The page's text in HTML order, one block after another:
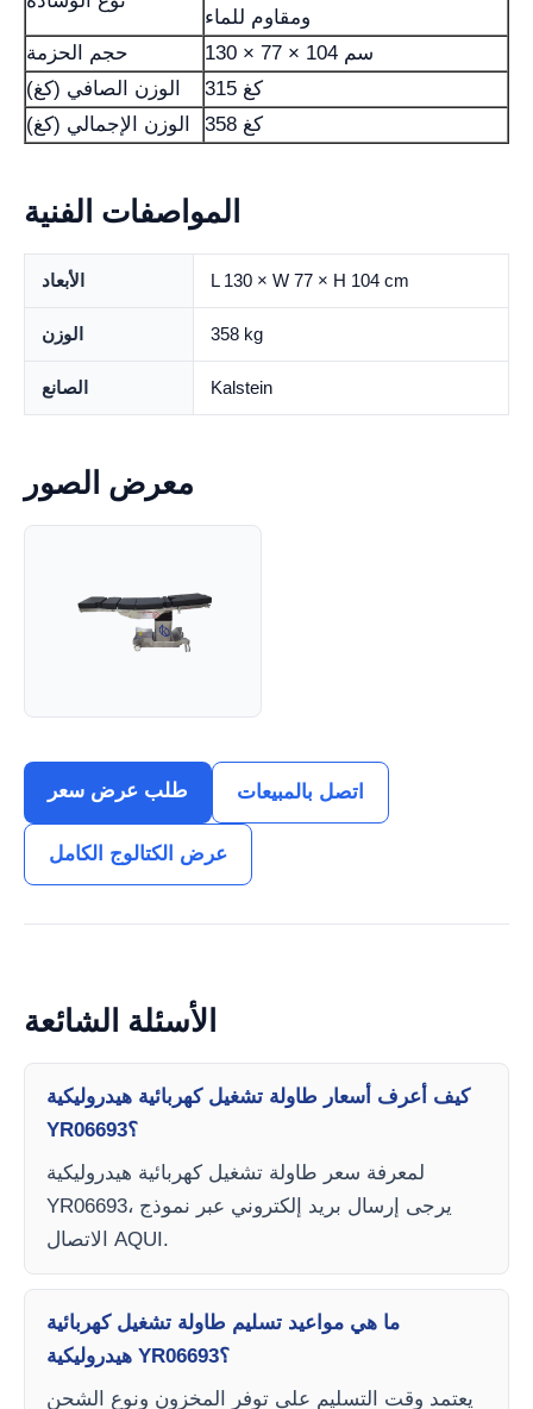
ومقاوم للماء
حجم الحزمة
130 × 77 × 104 سم
الوزن الصافي (كغ)
315 كغ
الوزن الإجمالي (كغ)
358 كغ
المواصفات الفنية
الأبعاد L 130 × W 77 × H 104 cm
الوزن 358 kg
الصانع Kalstein
معرض الصور
طلب عرض سعر اتصل بالمبيعات
عرض الكتالوج الكامل
الأسئلة الشائعة
كيف أعرف أسعار طاولة تشغيل كهربائية هيدروليكية
YR06693؟
لمعرفة سعر طاولة تشغيل كهربائية هيدروليكية
YR06693، يرجى إرسال بريد إلكتروني عبر نموذج
الاتصال AQUI.
ما هي مواعيد تسليم طاولة تشغيل كهربائية
هيدروليكية YR06693؟
يعتمد وقت التسليم على توفر المخزون ونوع الشحن